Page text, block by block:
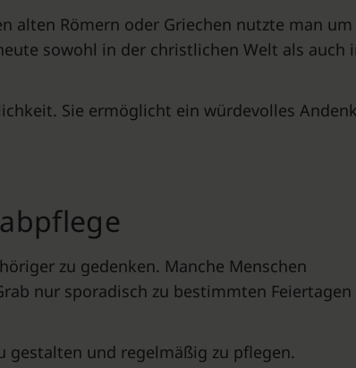
alten Römern oder Griechen nutzte man um
sowohl in der christlichen Welt als auch
Sie ermöglicht ein würdevolles
zu gedenken. Manche Menschen
nur sporadisch zu bestimmten Feiertagen
gestalten und regelmäßig zu pflegen.